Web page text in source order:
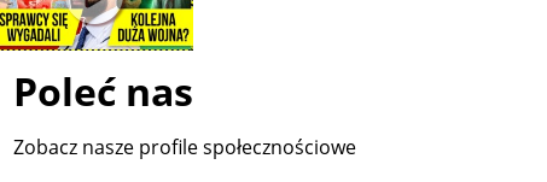
Poleć nas
Zobacz nasze profile społecznościowe